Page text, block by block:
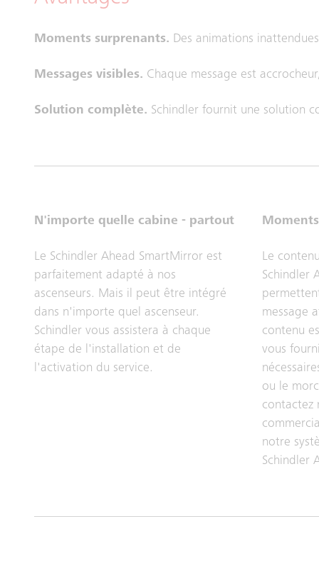
Moments surprenants. Des animations
Messages visibles. Chaque message est
Solution complète. Schindler fournit une solution
N'importe quelle cabine - partout
Le Schindler Ahead SmartMirror est
parfaitement adapté à nos
ascenseurs. Mais il peut être intégré
dans n'importe quel ascenseur.
Schindler vous assistera à chaque
étape de l'installation et de
l'activation du service.
Le
Schindler
message
contenu
vous
ou le
contactez
notre
Schindler